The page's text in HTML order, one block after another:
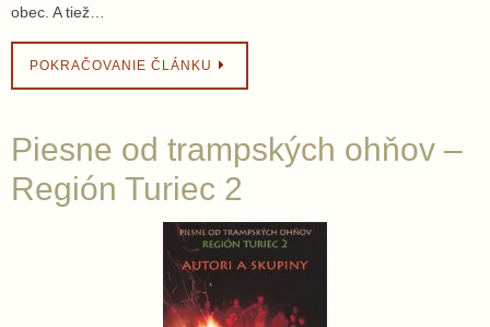
obec. A tiež…
POKRAČOVANIE ČLÁNKU
Piesne od trampských ohňov –
Región Turiec 2